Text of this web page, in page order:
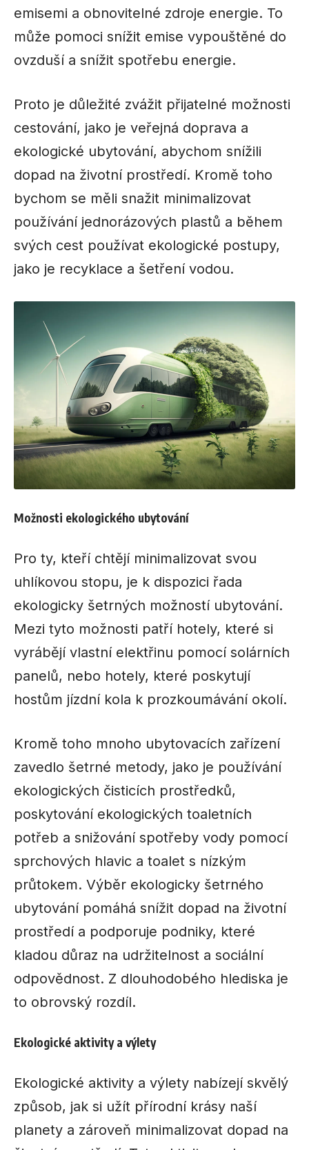
emisemi a obnovitelné zdroje energie. To
může pomoci snížit emise vypouštěné do
ovzduší a snížit spotřebu energie.
Proto je důležité zvážit přijatelné možnosti
cestování, jako je veřejná doprava a
ekologické ubytování, abychom snížili
dopad na životní prostředí. Kromě toho
bychom se měli snažit minimalizovat
používání jednorázových plastů a během
svých cest používat ekologické postupy,
jako je recyklace a šetření vodou.
Možnosti ekologického ubytování
Pro ty, kteří chtějí minimalizovat svou
uhlíkovou stopu, je k dispozici řada
ekologicky šetrných možností ubytování.
Mezi tyto možnosti patří hotely, které si
vyrábějí vlastní elektřinu pomocí solárních
panelů, nebo hotely, které poskytují
hostům jízdní kola k prozkoumávání okolí.
Kromě toho mnoho ubytovacích zařízení
zavedlo šetrné metody, jako je používání
ekologických čisticích prostředků,
poskytování ekologických toaletních
potřeb a snižování spotřeby vody pomocí
sprchových hlavic a toalet s nízkým
průtokem. Výběr ekologicky šetrného
ubytování pomáhá snížit dopad na životní
prostředí a podporuje podniky, které
kladou důraz na udržitelnost a sociální
odpovědnost. Z dlouhodobého hlediska je
to obrovský rozdíl.
Ekologické aktivity a výlety
Ekologické aktivity a výlety nabízejí skvělý
způsob, jak si užít přírodní krásy naší
planety a zároveň minimalizovat dopad na